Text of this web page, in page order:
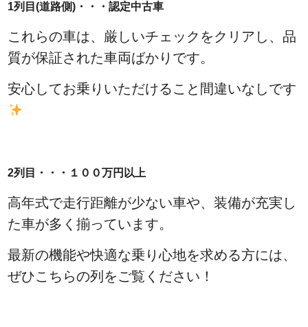
1列目(道路側)・・・認定中古車
これらの車は、厳しいチェックをクリアし、品
質が保証された車両ばかりです。
安心してお乗りいただけること間違いなしです
2列目・・・１００万円以上
高年式で走行距離が少ない車や、装備が充実し
た車が多く揃っています。
最新の機能や快適な乗り心地を求める方には、
ぜひこちらの列をご覧ください！